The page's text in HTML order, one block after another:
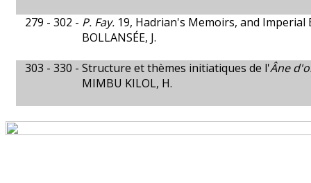
279 - 302 - P. Fay. 19, Hadrian's Memoirs, and
BOLLANSÉE, J.
303 - 330 - Structure et thèmes initiatiques de l'Âne
MIMBU KILOL, H.